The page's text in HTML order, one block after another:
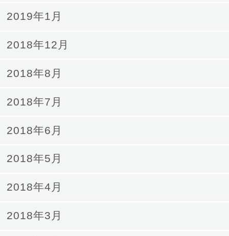
2019年1月
2018年12月
2018年8月
2018年7月
2018年6月
2018年5月
2018年4月
2018年3月